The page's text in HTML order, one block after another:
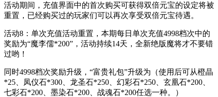
活动期间，充值界面中的首次购买可获得双倍元宝的设定将被
重置，已经购买过的玩家们可以再次享受双倍元宝待遇。
活动8：单次充值活动重置，本期每日单次充值4998档次中的
奖励为“魔李儒*200”，活动持续14天，全新绝版魔将才不要错
过哟！
同时4998档次奖励升级，“富贵礼包”升级为（使用后可从橙晶
*25、凤仪石*300、龙圣石*250、幻彩石*250、玄凰石*200、
七彩石*200、墨染石*200、战魂石*200任选一种。）